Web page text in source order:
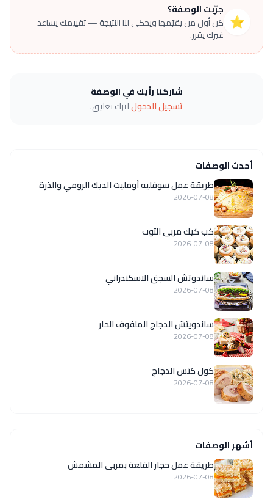
⭐
جرّبت الوصفة؟
كن أول من يقيّمها ويحكي لنا النتيجة — تقييمك يساعد
غيرك يقرر.
شاركنا رأيك في الوصفة
تسجيل الدخوللترك تعليق.
أحدث الوصفات
طريقة عمل سوفليه أومليت الديك الرومي والذرة
2026-07-08
كب كيك مربى التوت
2026-07-08
ساندوتش السجق الاسكندراني
2026-07-08
ساندويتش الدجاج الملفوف الحار
2026-07-08
كول كتس الدجاج
2026-07-08
أشهر الوصفات
طريقة عمل حجار القلعة بمربى المشمش
2026-07-08